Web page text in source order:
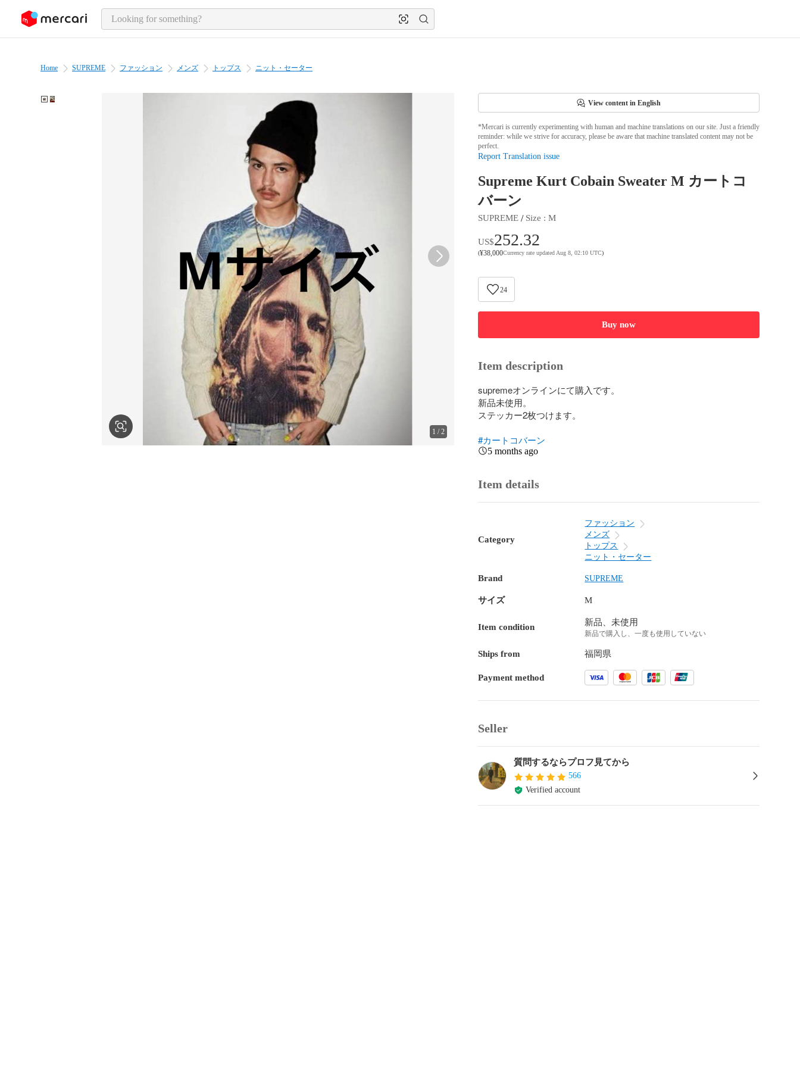
page content
Home SUPREME ファッション メンズ トップス ニット・セーター
1 /2
View content in English
*Mercari is currently experimenting with human and machine translations on our site. Just a friendly
reminder: while we strive for accuracy, please be aware that machine translated content may not be
perfect.
Report Translation issue
Supreme Kurt Cobain Sweater M カートコ
バーン
SUPREME / Size : M
US$252.32
(¥38,000Currency rate updated Aug 8, 02:10 UTC)
24
Buy now
Item description
supremeオンラインにて購入です。
新品未使用。
ステッカー2枚つけます。
#カートコバーン
5 months ago
Item details
Category
ファッション
メンズ
トップス
ニット・セーター
Brand SUPREME
サイズ M
Item condition 新品、未使用
新品で購入し、一度も使用していない
Ships from 福岡県
Payment method
Seller
質問するならプロフ見てから
566
Verified account